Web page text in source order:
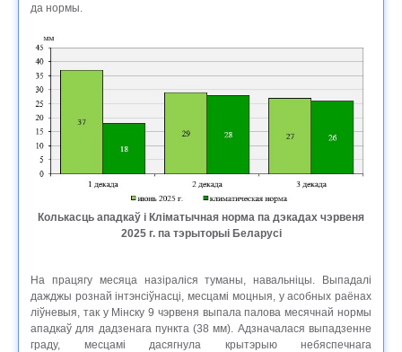
да нормы.
Колькасць ападкаў і Кліматычная норма па дэкадах чэрвеня
2025 г. па тэрыторыі Беларусі
На працягу месяца назіраліся туманы, навальніцы. Выпадалі
дажджы рознай інтэнсіўнасці, месцамі моцныя, у асобных раёнах
ліўневыя, так у Мінску 9 чэрвеня выпала палова месячнай нормы
ападкаў для дадзенага пункта (38 мм). Адзначалася выпадзенне
граду, месцамі дасягнула крытэрыю небяспечнага